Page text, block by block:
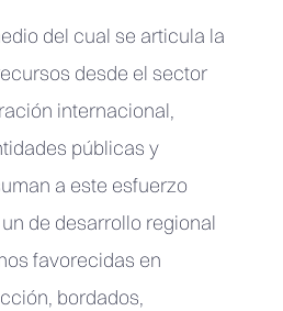
del cual se articula la
desde el sector
internacional,
públicas y
a este esfuerzo
de desarrollo regional
favorecidas en
bordados,